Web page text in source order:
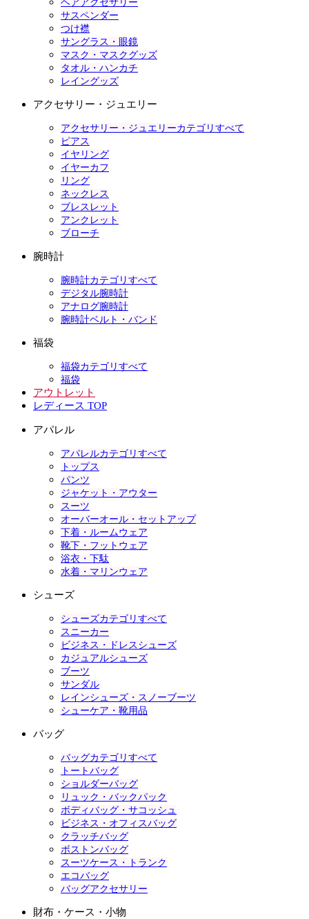
ヘアアクセサリー
サスペンダー
つけ襟
サングラス・眼鏡
マスク・マスクグッズ
タオル・ハンカチ
レイングッズ
アクセサリー・ジュエリー
アクセサリー・ジュエリーカテゴリすべて
ピアス
イヤリング
イヤーカフ
リング
ネックレス
ブレスレット
アンクレット
ブローチ
腕時計
腕時計カテゴリすべて
デジタル腕時計
アナログ腕時計
腕時計ベルト・バンド
福袋
福袋カテゴリすべて
福袋
アウトレット
レディース TOP
アパレル
アパレルカテゴリすべて
トップス
パンツ
ジャケット・アウター
スーツ
オーバーオール・セットアップ
下着・ルームウェア
靴下・フットウェア
浴衣・下駄
水着・マリンウェア
シューズ
シューズカテゴリすべて
スニーカー
ビジネス・ドレスシューズ
カジュアルシューズ
ブーツ
サンダル
レインシューズ・スノーブーツ
シューケア・靴用品
バッグ
バッグカテゴリすべて
トートバッグ
ショルダーバッグ
リュック・バックパック
ボディバッグ・サコッシュ
ビジネス・オフィスバッグ
クラッチバッグ
ボストンバッグ
スーツケース・トランク
エコバッグ
バッグアクセサリー
財布・ケース・小物